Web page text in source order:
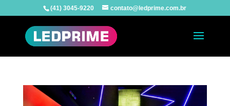
(41) 3045-9220 contato@ledprime.com.br